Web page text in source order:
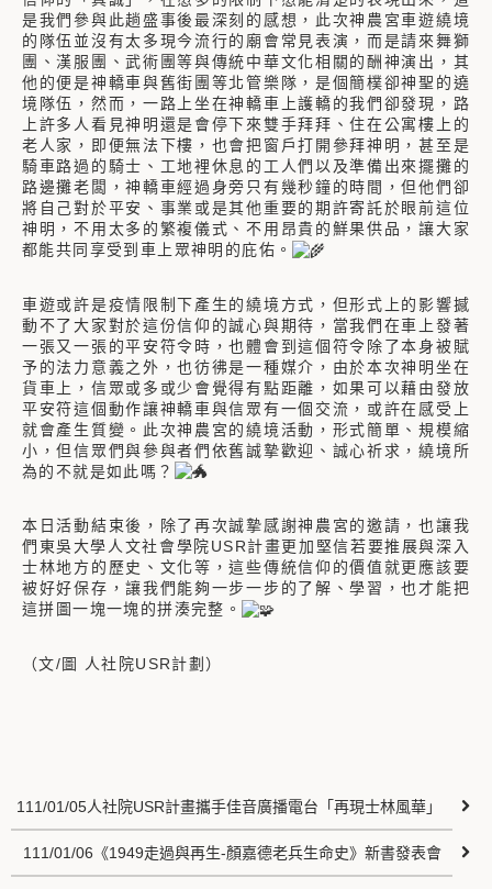
是我們參與此趟盛事後最深刻的感想，此次神農宮車遊繞境
的隊伍並沒有太多現今流行的廟會常見表演，而是請來舞獅
團、漢服團、武術團等與傳統中華文化相關的酬神演出，其
他的便是神轎車與舊街團等北管樂隊，是個簡樸卻神聖的遶
境隊伍，然而，一路上坐在神轎車上護轎的我們卻發現，路
上許多人看見神明還是會停下來雙手拜拜、住在公寓樓上的
老人家，即便無法下樓，也會把窗戶打開參拜神明，甚至是
騎車路過的騎士、工地裡休息的工人們以及準備出來擺攤的
路邊攤老闆，神轎車經過身旁只有幾秒鐘的時間，但他們卻
將自己對於平安、事業或是其他重要的期許寄託於眼前這位
神明，不用太多的繁複儀式、不用昂貴的鮮果供品，讓大家
都能共同享受到車上眾神明的庇佑。
車遊或許是疫情限制下產生的繞境方式，但形式上的影響撼
動不了大家對於這份信仰的誠心與期待，當我們在車上發著
一張又一張的平安符令時，也體會到這個符令除了本身被賦
予的法力意義之外，也彷彿是一種媒介，由於本次神明坐在
貨車上，信眾或多或少會覺得有點距離，如果可以藉由發放
平安符這個動作讓神轎車與信眾有一個交流，或許在感受上
就會產生質變。此次神農宮的繞境活動，形式簡單、規模縮
小，但信眾們與參與者們依舊誠摯歡迎、誠心祈求，繞境所
為的不就是如此嗎？
本日活動結束後，除了再次誠摯感謝神農宮的邀請，也讓我
們東吳大學人文社會學院USR計畫更加堅信若要推展與深入
士林地方的歷史、文化等，這些傳統信仰的價值就更應該要
被好好保存，讓我們能夠一步一步的了解、學習，也才能把
這拼圖一塊一塊的拼湊完整。
（文/圖 人社院USR計劃）
111/01/05人社院USR計畫攜手佳音廣播電台「再現士林風華」
111/01/06《1949走過與再生-顏嘉德老兵生命史》新書發表會